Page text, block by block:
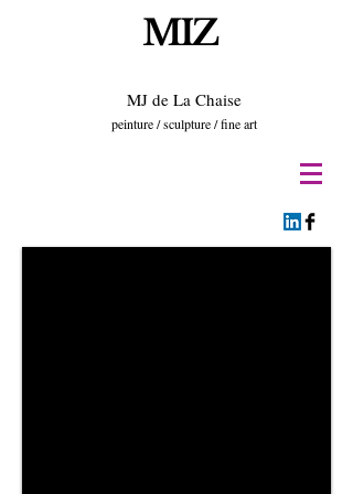
MIZ
MJ de La Chaise
peinture / sculpture / fine art